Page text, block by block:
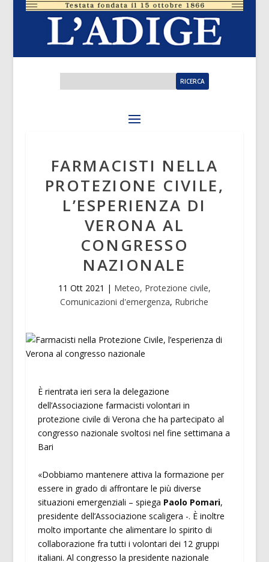
FARMACISTI NELLA
PROTEZIONE CIVILE,
L’ESPERIENZA DI
VERONA AL
CONGRESSO
NAZIONALE
11 Ott 2021 | Meteo, Protezione civile,
Comunicazioni d'emergenza, Rubriche
È rientrata ieri sera la delegazione
dell’Associazione farmacisti volontari in
protezione civile di Verona che ha partecipato al
congresso nazionale svoltosi nel fine settimana a
Bari
«Dobbiamo mantenere attiva la formazione per
essere in grado di affrontare le più diverse
situazioni emergenziali – spiega Paolo Pomari,
presidente dell’Associazione scaligera -. È inoltre
molto importante che alimentare lo spirito di
collaborazione fra tutti i volontari dei 12 gruppi
italiani. Al congresso la presidente nazionale